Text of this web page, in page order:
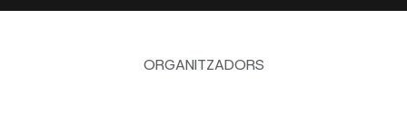
ORGANITZADORS